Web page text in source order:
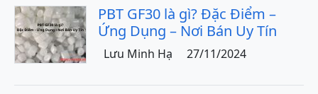
PBT GF30 là gì? Đặc Điểm –
Ứng Dụng – Nơi Bán Uy Tín
Lưu Minh Hạ 27/11/2024